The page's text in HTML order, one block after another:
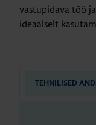
vastupidava töö
ideaalselt
TEHNILISED